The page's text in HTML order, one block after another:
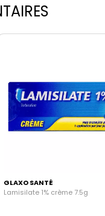
GLAXO SANTÉ
Lamisilate 1% crème 7.5g